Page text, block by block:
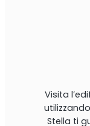
Visita
Stella ti